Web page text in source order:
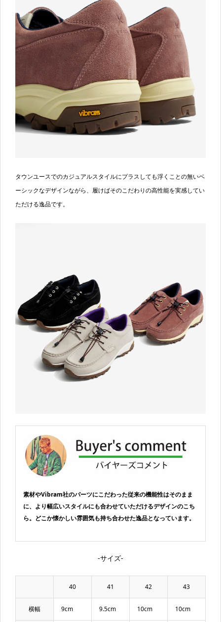
タウンユースでのカジュアルスタイルにプラスしても浮くことの無いベ
ーシックなデザインながら、履けばそのこだわりの高性能を実感してい
ただける逸品です。
素材やVibram社のパーツにこだわった従来の機能性はそのまま
に、より幅広いスタイルにも合わせていただけるデザインのこち
ら。どこか懐かしい雰囲気も持ち合わせた逸品となっています。
-サイズ-
40 41 42 43
横幅 9cm 9.5cm 10cm 10cm